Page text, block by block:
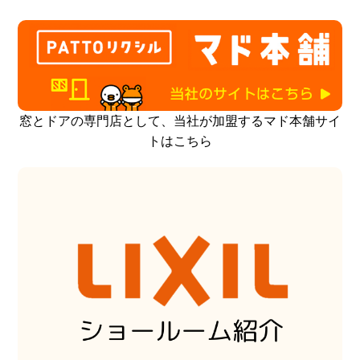
窓とドアの専門店として、当社が加盟するマド本舗サイ
トはこちら